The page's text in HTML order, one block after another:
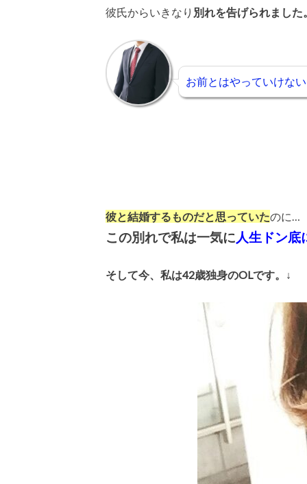
彼氏からいきなり 別れを告げられました
お前とはやっていけない
彼と結婚するものだと思っていたのに…
この別れで私は一気に人生ドン底
そして今、 私は42歳独身のOLです。↓